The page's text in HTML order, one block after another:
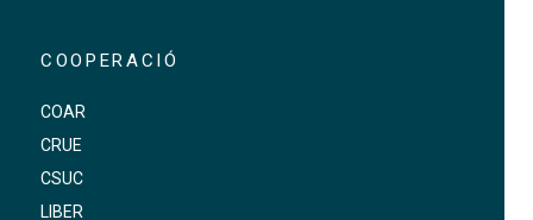
COOPERACIÓ
COAR
CRUE
CSUC
LIBER